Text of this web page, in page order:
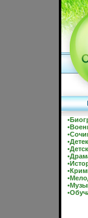
•
•
•
•
•
•
•
•
•
•
•